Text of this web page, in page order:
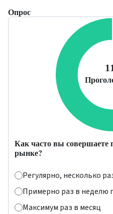
Опрос
Как часто вы совершаете
рынке?
Регулярно, несколько
Примерно раз в
Максимум раз в месяц